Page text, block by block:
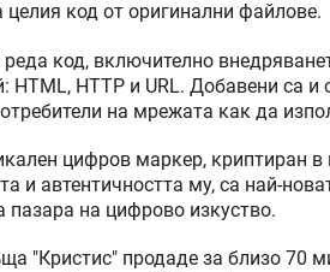
код от оригинални файлове.
код, включително
HTML, HTTP и URL. Добавени са
на мрежата как да
цифров маркер, криптиран в
и автентичността му, са най-
пазара на цифрово изкуство.
"Кристис" продаде за близо 70